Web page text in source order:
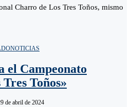
Charro de Los Tres Toños, mismo
NOTICIAS
el Campeonato
Toños»
de abril de 2024